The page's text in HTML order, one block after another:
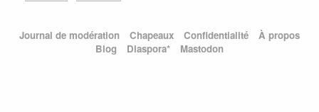
Journal de modération Chapeaux Confidentialité
À propos
Blog
Diaspora* Mastodon